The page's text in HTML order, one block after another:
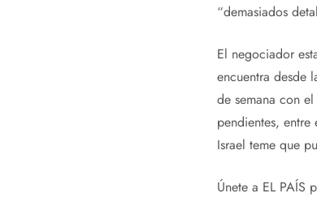
“demasiados
El negociador
encuentra desde
de semana con
pendientes,
Israel teme que
Únete a EL PAÍS